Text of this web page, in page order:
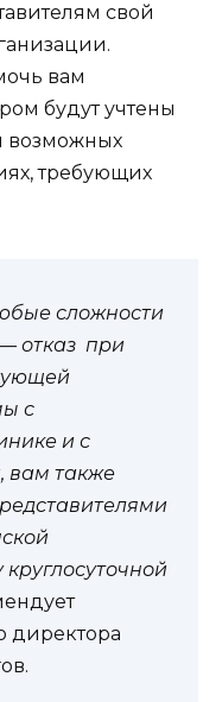
свой
вам
будут учтены
возможных
требующих
сложности
отказ при
с
и с
вам также
директора